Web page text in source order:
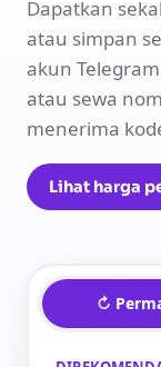
Dapatkan
atau simpan
akun
atau sewa
menerima
Lihat harga
↻